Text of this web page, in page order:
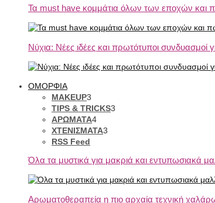
Τα must have κομμάτια όλων των εποχών και
Νύχια: Νέες ιδέες και πρωτότυποι συνδυασμοί
ΟΜΟΡΦΙΑ
MAKEUP3
TIPS & TRICKS3
ΑΡΩΜΑΤΑ4
ΧΤΕΝΙΣΜΑΤΑ3
RSS Feed
Όλα τα μυστικά για μακριά και εντυπωσιακά
Αρωματοθεραπεία η πιο αρχαία τεχνική